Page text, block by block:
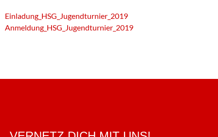
Einladung_HSG_Jugendturnier_2019
Anmeldung_HSG_Jugendturnier_2019